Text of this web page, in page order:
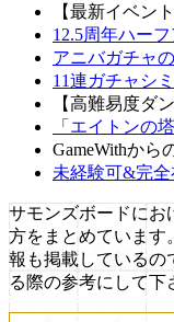
【最新イベント
12.5周年ハー
アニバガチャ
11連ガチャシ
【高難易度ダ
「エイトンの
GameWithから
未経験可&完全
サモンズボードにお
方をまとめています
報も掲載しているの
る際の参考にして下